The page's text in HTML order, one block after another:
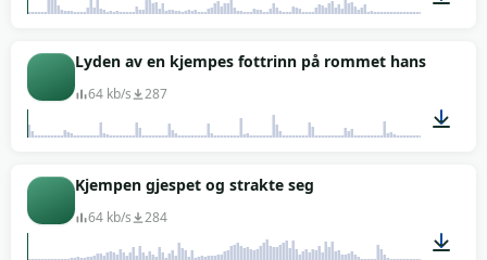
00:04
Lyden av en kjempes fottrinn på rommet hans
64 kb/s 287
Kjempen gjespet og strakte seg
64 kb/s 284